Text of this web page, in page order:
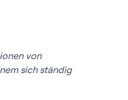
von
sich ständig